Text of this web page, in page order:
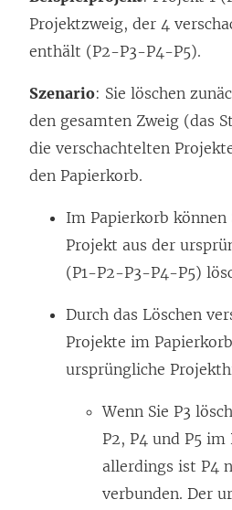
Projektzweig, der 4
enthält (P2-P3-P4-P5).
Szenario: Sie löschen
den gesamten Zweig (das
die verschachtelten
den Papierkorb.
Im Papierkorb können
Projekt aus der
(P1-P2-P3-P4-P5)
Durch das Löschen
Projekte im
ursprüngliche
Wenn Sie P3
P2, P4 und P5 im
allerdings ist P4
verbunden. Der